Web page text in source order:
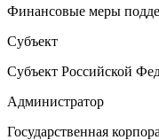
Финансовые меры
Субъект
Субъект Российской
Администратор
Государственная